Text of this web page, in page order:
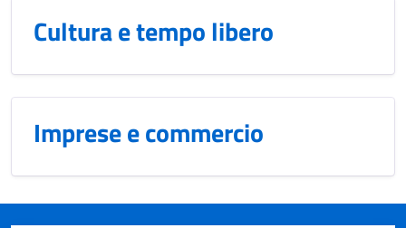
Cultura e tempo libero
Imprese e commercio